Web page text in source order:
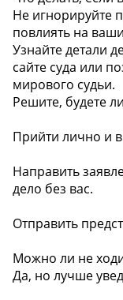
Не игнорируйте
повлиять на
Узнайте детали
сайте суда или
мирового судьи.
Решите, будете
Прийти лично и
Направить
дело без вас.
Отправить
Можно ли не
Да, но лучше